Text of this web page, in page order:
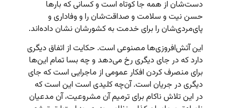
دست‌شان از همه جا کوتاه است و کسانی که بارها
حسن نیت و سلامت و صداقت‌شان را و وفاداری و
پای‌مردی‌شان را برای خدمت به کشورشان نشان داده‌اند.
این آتش‌افروزی‌ها مصنوعی است. حکایت از اتفاق دیگری
دارد که در جای دیگری رخ می‌دهد و چه بسا تمام این‌ها
برای منصرف کردن افکار عمومی از ماجرایی است که جای
دیگری در جریان است. آن‌چه کلیدی است این است که
در این تلاش ناکام برای ترمیم آن مشروعیت، آن مدعیان